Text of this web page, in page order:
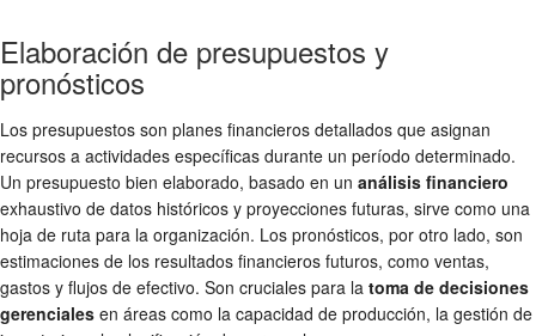
Elaboración de presupuestos y
pronósticos
Los presupuestos son planes financieros detallados que asignan
recursos a actividades específicas durante un período determinado.
Un presupuesto bien elaborado, basado en un análisis financiero
exhaustivo de datos históricos y proyecciones futuras, sirve como una
hoja de ruta para la organización. Los pronósticos, por otro lado, son
estimaciones de los resultados financieros futuros, como ventas,
gastos y flujos de efectivo. Son cruciales para la toma de decisiones
gerenciales en áreas como la capacidad de producción, la gestión de